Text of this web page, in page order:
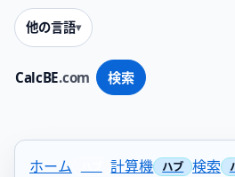
CalcBE.com 検索
他の言語
ホーム 計算機
検索